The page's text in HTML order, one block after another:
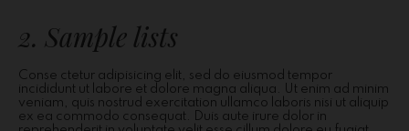
2. Sample lists
Conse ctetur adipisicing elit, sed do eiusmod tempor
incididunt ut labore et dolore magna aliqua. Ut enim ad minim
veniam, quis nostrud exercitation ullamco laboris nisi ut aliquip
ex ea commodo consequat. Duis aute irure dolor in